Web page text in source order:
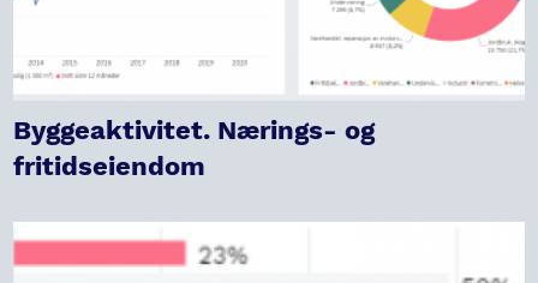
Byggeaktivitet. Nærings- og
fritidseiendom